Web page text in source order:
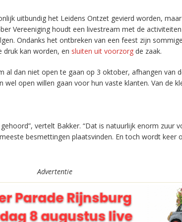
uitbundig het Leidens Ontzet gevierd worden,
Vereeniging houdt een livestream met de
Ondanks het ontbreken van een feest zijn
druk kan worden, en sluiten uit voorzorg de zaak.
al dan niet open te gaan op 3 oktober, afhangen van
open willen gaan voor hun vaste klanten. Van de
vertelt Bakker. “Dat is natuurlijk enorm zuur
besmettingen plaatsvinden. En toch wordt keer
Advertentie